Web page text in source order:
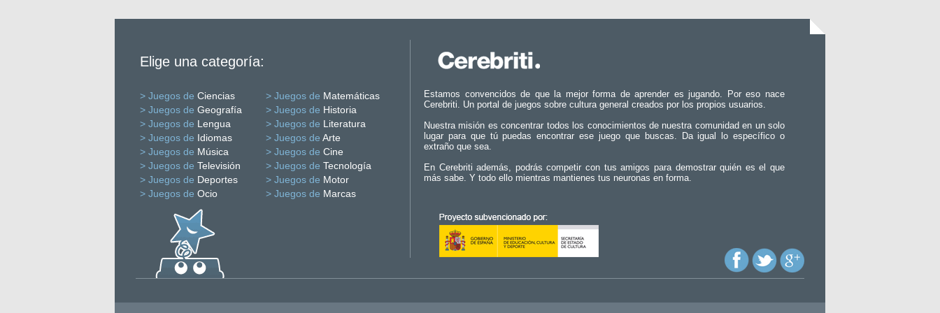
Elige una categoría:
> Juegos de Ciencias > Juegos de Matemáticas
> Juegos de Geografía > Juegos de Historia
> Juegos de Lengua > Juegos de Literatura
> Juegos de Idiomas > Juegos de Arte
> Juegos de Música > Juegos de Cine
> Juegos de Televisión > Juegos de Tecnología
> Juegos de Deportes > Juegos de Motor
> Juegos de Ocio > Juegos de Marcas
Estamos convencidos de que la mejor forma de aprender es jugando. Por eso nace
Cerebriti. Un portal de juegos sobre cultura general creados por los propios usuarios.
Nuestra misión es concentrar todos los conocimientos de nuestra comunidad en un solo
lugar para que tú puedas encontrar ese juego que buscas. Da igual lo específico o
extraño que sea.
En Cerebriti además, podrás competir con tus amigos para demostrar quién es el que
más sabe. Y todo ello mientras mantienes tus neuronas en forma.